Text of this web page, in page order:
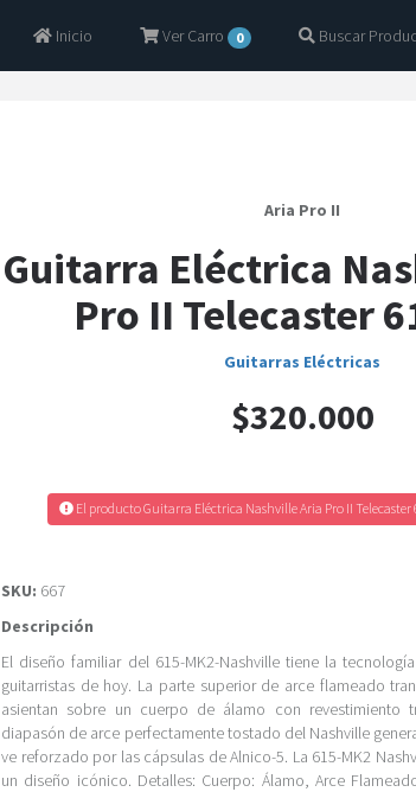
Inicio Ver Carro 0 Buscar
Aria Pro II
Guitarra Eléctrica
Pro II Telecaster
Guitarras Eléctricas
$320.000
El producto Guitarra Eléctrica Nashville Aria Pro II
SKU: 667
Descripción
El diseño familiar del 615-MK2-Nashville tiene la
guitarristas de hoy. La parte superior de arce flameado
asientan sobre un cuerpo de álamo con revestimiento
diapasón de arce perfectamente tostado del Nashville
ve reforzado por las cápsulas de Alnico-5. La 615-MK2
un diseño icónico. Detalles: Cuerpo: Álamo, Arce